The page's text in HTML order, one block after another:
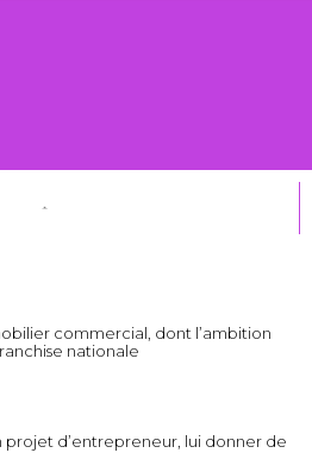
commercial, dont l’ambition
nationale
projet d’entrepreneur, lui donner de